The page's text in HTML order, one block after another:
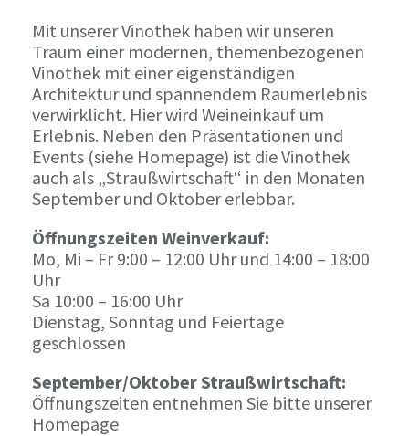
Mit unserer Vinothek haben wir unseren
Traum einer modernen, themenbezogenen
Vinothek mit einer eigenständigen
Architektur und spannendem Raumerlebnis
verwirklicht. Hier wird Weineinkauf um
Erlebnis. Neben den Präsentationen und
Events (siehe Homepage) ist die Vinothek
auch als „Straußwirtschaft“ in den Monaten
September und Oktober erlebbar.
Öffnungszeiten Weinverkauf:
Mo, Mi – Fr 9:00 – 12:00 Uhr und 14:00 – 18:00
Uhr
Sa 10:00 – 16:00 Uhr
Dienstag, Sonntag und Feiertage
geschlossen
September/Oktober Straußwirtschaft:
Öffnungszeiten entnehmen Sie bitte unserer
Homepage